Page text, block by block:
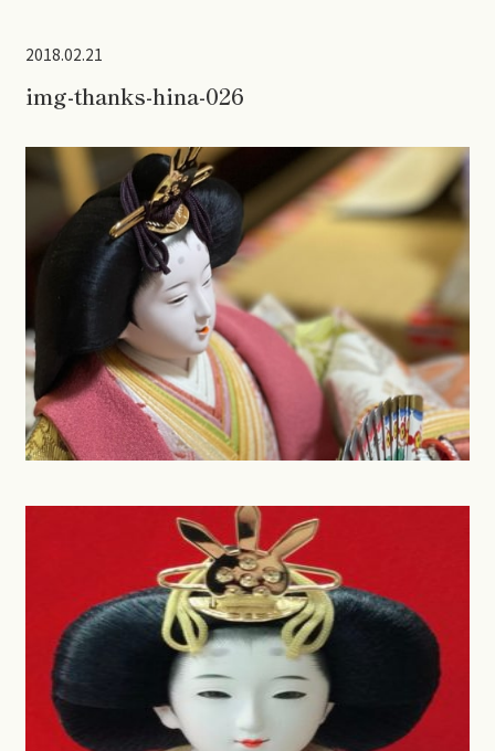
2018.02.21
img-thanks-hina-026